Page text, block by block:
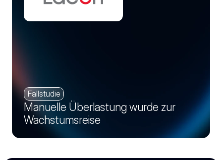
Fallstudie
Manuelle Überlastung wurde zur
Wachstumsreise